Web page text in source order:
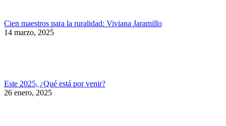
Cien maestros para la ruralidad: Viviana Jaramillo
14 marzo, 2025
Este 2025, ¿Qué está por venir?
26 enero, 2025